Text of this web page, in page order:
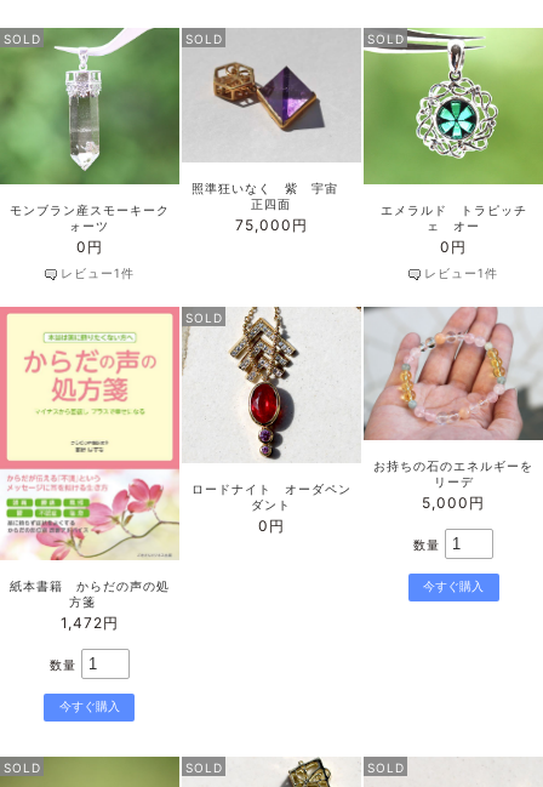
SOLD
モンブラン産スモーキーク
ォーツ
0円
レビュー1件
SOLD
照準狂いなく 紫 宇宙
正四面
75,000円
SOLD
エメラルド トラピッチ
ェ オー
0円
レビュー1件
紙本書籍 からだの声の処
方箋
1,472円
数量
SOLD
ロードナイト オーダペン
ダント
0円
お持ちの石のエネルギーを
リーデ
5,000円
数量
SOLD SOLD SOLD